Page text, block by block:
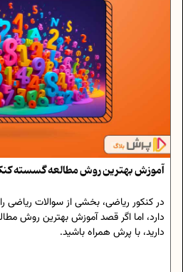
آموزش بهترین روش مطالعه گسسته
در کنکور ریاضی، بخشی از سوالات
دارد، اما اگر قصد آموزش بهترین روش
دارید، با پرش همراه باشید.